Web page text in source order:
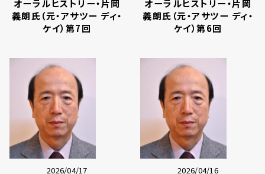
オーラルヒストリー・片岡
義朗氏（元・アサツー ディ・
ケイ）第7回
オーラルヒストリー・片岡
義朗氏（元・アサツー ディ・
ケイ）第6回
2026/04/17
2026/04/16